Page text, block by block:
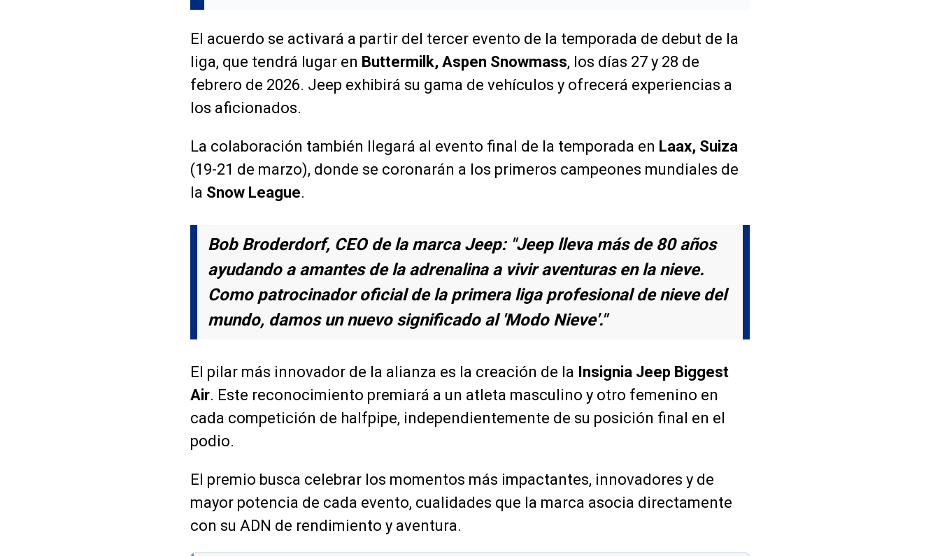
El acuerdo se activará a partir del tercer evento de la temporada de debut de la
liga, que tendrá lugar en Buttermilk, Aspen Snowmass, los días 27 y 28 de
febrero de 2026. Jeep exhibirá su gama de vehículos y ofrecerá experiencias a
los aficionados.
La colaboración también llegará al evento final de la temporada en Laax, Suiza
(19-21 de marzo), donde se coronarán a los primeros campeones mundiales de
la Snow League.
Bob Broderdorf, CEO de la marca Jeep: "Jeep lleva más de 80 años
ayudando a amantes de la adrenalina a vivir aventuras en la nieve.
Como patrocinador oficial de la primera liga profesional de nieve del
mundo, damos un nuevo significado al 'Modo Nieve'."
El pilar más innovador de la alianza es la creación de la Insignia Jeep Biggest
Air. Este reconocimiento premiará a un atleta masculino y otro femenino en
cada competición de halfpipe, independientemente de su posición final en el
podio.
El premio busca celebrar los momentos más impactantes, innovadores y de
mayor potencia de cada evento, cualidades que la marca asocia directamente
con su ADN de rendimiento y aventura.